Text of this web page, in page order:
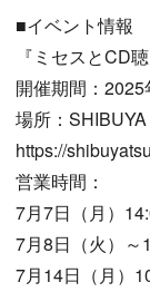
■イベント情報
『ミセスとCD
開催期間：2025
場所：
https://
営業時間：
7月7日（月）
7月8日（火）～
7月14日（月）